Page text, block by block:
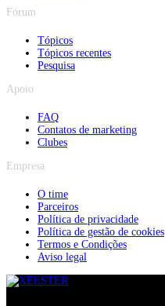
Fórum
Tópicos
Tópicos recentes
Pesquisa
Apoio
FAQ
Contatos de marketing
Clubes
Empresa
O time
Parceiros
Política de privacidade
Política de gestão de cookies
Termos e Condições
Aviso legal